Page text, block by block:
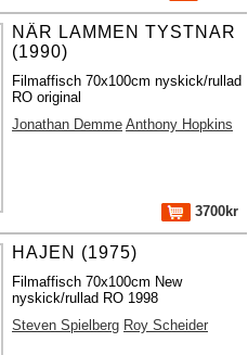
NÄR LAMMEN TYSTNAR
(1990)
Filmaffisch 70x100cm nyskick/rullad
RO original
Jonathan Demme Anthony Hopkins
3700kr
HAJEN (1975)
Filmaffisch 70x100cm New
nyskick/rullad RO 1998
Steven Spielberg Roy Scheider